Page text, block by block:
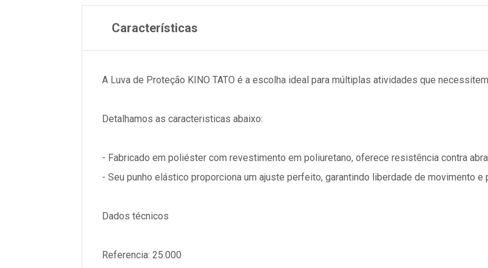
Características
A Luva de Proteção KINO TATO é a escolha ideal para múltiplas atividades que
Detalhamos as caracteristicas abaixo:
- Fabricado em poliéster com revestimento em poliuretano, oferece resistência contra
- Seu punho elástico proporciona um ajuste perfeito, garantindo liberdade de movimento e
Dados técnicos
Referencia: 25.000